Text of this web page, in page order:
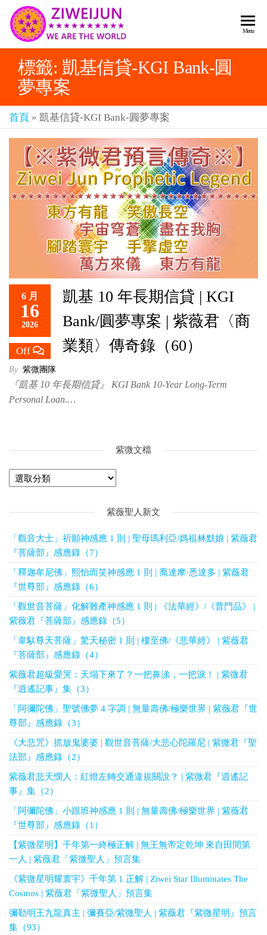
紫薇
聖人
背
圖》
預
言-
紫薇
君寰
宇傳
奇官
網
救
章-
人
都
是
彌
賽
亞-
個
個
都
是
救
世
主
Menu
標籤: 凱基信貸-KGI Bank-圓
夢專案
首頁 » 凱基信貸-KGI Bank-圓夢專案
6 月
16
2026
Off
凱基 10 年長期信貸 | KGI
Bank/圓夢專案 | 紫薇君〈商
業類〉傳奇錄（60）
By 紫微團隊
『凱基 10 年長期信貸』 KGI Bank 10-Year Long-Term
Personal Loan.…
紫微文檔
紫薇聖人新文
「觀音大士」祈願神感應 1 則 | 聖母瑪利亞/媽祖林默娘 | 紫薇君
『菩薩部』感應錄（7）
「釋迦牟尼佛」熙怡而笑神感應 1 則 | 喬達摩·悉達多 | 紫薇君
『世尊部』感應錄（6）
「觀世音菩薩」化解難產神感應 1 則 | 《法華經》/《普門品》 |
紫薇君『菩薩部』感應錄（5）
「韋馱尊天菩薩」驚天秘密 1 則 | 樓至佛/《悲華經》 | 紫薇君
『菩薩部』感應錄（4）
紫薇君超級愛哭：天塌下來了？一把鼻涕，一把淚！ | 紫微君
『逍遙記事』集（3）
「阿彌陀佛」聖號佛夢 4 字調 | 無量壽佛/極樂世界 | 紫薇君『世
尊部』感應錄（3）
《大悲咒》抓放鬼婆婆 | 觀世音菩薩/大悲心陀羅尼 | 紫微君『聖
法部』感應錄（2）
紫薇君悲天憫人：紅燈左轉交通違規關說？ | 紫微君『逍遙記
事』集（2）
「阿彌陀佛」小跟班神感應 1 則 | 無量壽佛/極樂世界 | 紫薇君
『世尊部』感應錄（1）
【紫微星明】千年第一終極正解 | 無王無帝定乾坤 來自田間第
一人 | 紫薇君「紫微聖人」預言集
《紫微星明耀寰宇》千年第 1 正解 | Ziwei Star Illuminates The
Cosmos | 紫薇君「紫微聖人」預言集
彌勒明王九龍真主 | 彌賽亞/紫微聖人 | 紫薇君『紫微星明』預言
集（93）